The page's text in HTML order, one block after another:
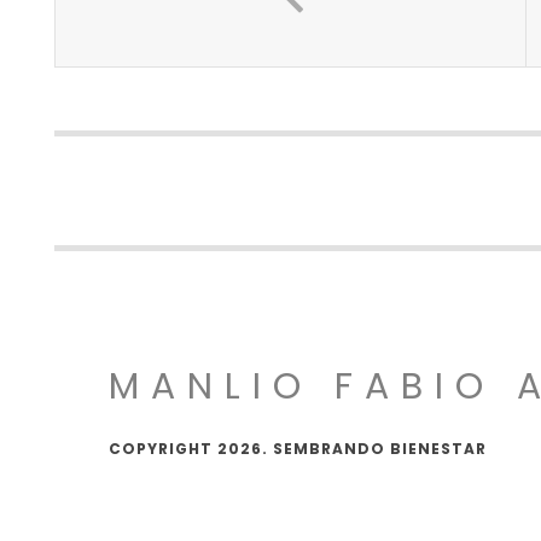
MANLIO FABIO
COPYRIGHT 2026. SEMBRANDO BIENESTAR